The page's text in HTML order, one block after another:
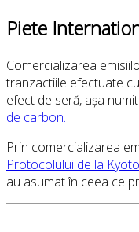
Piete
Comercializarea
tranzactiile efectuate
efect de seră, așa
de carbon.
Prin comercializarea
Protocolului de la Kyoto
au asumat în ceea ce